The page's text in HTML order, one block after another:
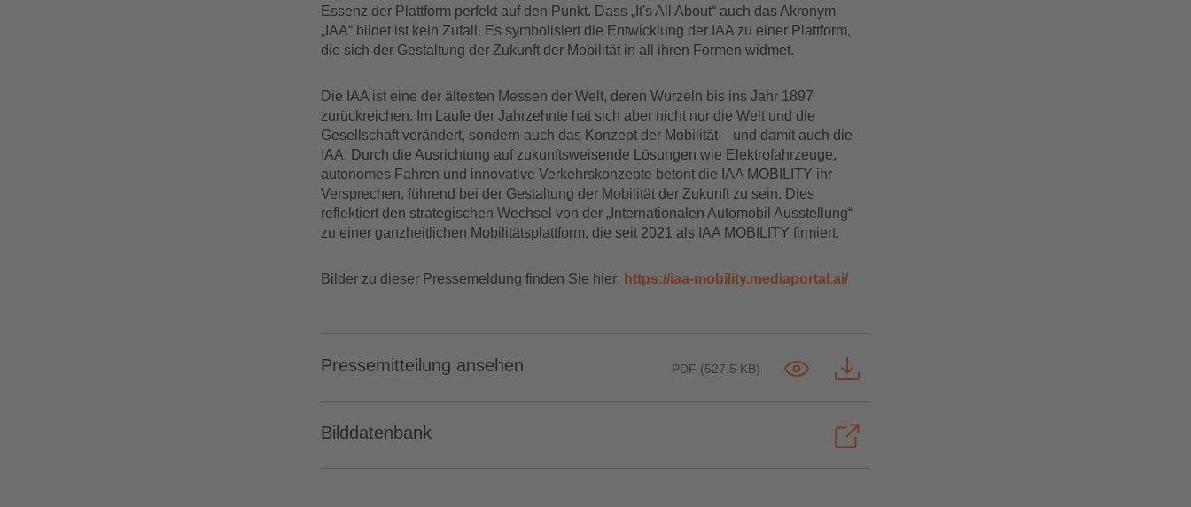
Essenz der Plattform perfekt auf den Punkt. Dass „It's All About“ auch das Akronym
„IAA“ bildet ist kein Zufall. Es symbolisiert die Entwicklung der IAA zu einer Plattform,
die sich der Gestaltung der Zukunft der Mobilität in all ihren Formen widmet.
Die IAA ist eine der ältesten Messen der Welt, deren Wurzeln bis ins Jahr 1897
zurückreichen. Im Laufe der Jahrzehnte hat sich aber nicht nur die Welt und die
Gesellschaft verändert, sondern auch das Konzept der Mobilität – und damit auch die
IAA. Durch die Ausrichtung auf zukunftsweisende Lösungen wie Elektrofahrzeuge,
autonomes Fahren und innovative Verkehrskonzepte betont die IAA MOBILITY ihr
Versprechen, führend bei der Gestaltung der Mobilität der Zukunft zu sein. Dies
reflektiert den strategischen Wechsel von der „Internationalen Automobil Ausstellung“
zu einer ganzheitlichen Mobilitätsplattform, die seit 2021 als IAA MOBILITY firmiert.
Bilder zu dieser Pressemeldung finden Sie hier: https://iaa-mobility.mediaportal.ai/
Pressemitteilung ansehen PDF (527.5 KB)
Bilddatenbank